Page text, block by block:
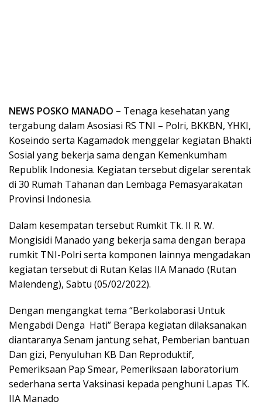
NEWS POSKO MANADO – Tenaga kesehatan yang
tergabung dalam Asosiasi RS TNI – Polri, BKKBN, YHKI,
Koseindo serta Kagamadok menggelar kegiatan Bhakti
Sosial yang bekerja sama dengan Kemenkumham
Republik Indonesia. Kegiatan tersebut digelar serentak
di 30 Rumah Tahanan dan Lembaga Pemasyarakatan
Provinsi Indonesia.
Dalam kesempatan tersebut Rumkit Tk. II R. W.
Mongisidi Manado yang bekerja sama dengan berapa
rumkit TNI-Polri serta komponen lainnya mengadakan
kegiatan tersebut di Rutan Kelas IIA Manado (Rutan
Malendeng), Sabtu (05/02/2022).
Dengan mengangkat tema “Berkolaborasi Untuk
Mengabdi Denga Hati” Berapa kegiatan dilaksanakan
diantaranya Senam jantung sehat, Pemberian bantuan
Dan gizi, Penyuluhan KB Dan Reproduktif,
Pemeriksaan Pap Smear, Pemeriksaan laboratorium
sederhana serta Vaksinasi kepada penghuni Lapas TK.
IIA Manado